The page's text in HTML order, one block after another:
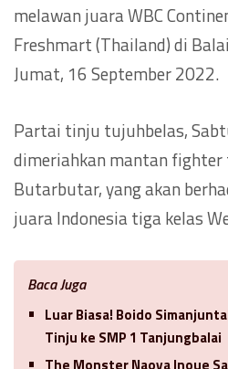
melawan juara WBC
Freshmart (Thailand) di
Jumat, 16 September 2022.
Partai tinju tujuhbelas,
dimeriahkan mantan fighter
Butarbutar, yang akan
juara Indonesia tiga kelas
Baca Juga
Luar Biasa! Boido
Tinju ke SMP 1 Tanjungbalai
The Monster Naoya Inoue